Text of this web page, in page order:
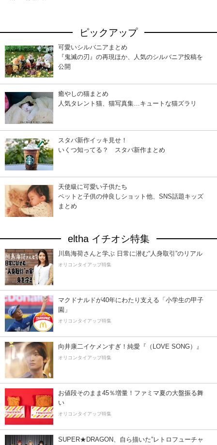
ピックアップ
可愛いシルバニアまとめ
『鬼滅の刃』の再現ほか、人気のシルバニア投稿を
公開
癒やしの猫まとめ
人気タレント猫、猫写真集…キュートな猫ズラリ
スタバ新作イッキ見せ！
いくつ知ってる？ スタバ新作まとめ
天使級に可愛い子供たち
ペットと子供の仲良しショット他、SNS話題キッズ
まとめ
eltha イチオシ特集
川島海荷さんと学ぶ 日常に潜む“人身取引”のリアル
オリコンタイアップ特集
マクドナルドが40年にわたり支える「小学生の甲子
園」
オリコンタイアップ特集
向井康二イケメンすぎ！純愛『（LOVE SONG）』
オリコンタイアップ特集
お値段そのまま45％増量！ファミマ夏の大盤振る舞
い
オリコンタイアップ特集
SUPER★DRAGON、自ら描いた”レトロフューチャ